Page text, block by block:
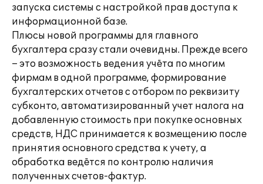
запуска системы с настройкой прав доступа к
информационной базе.
Плюсы новой программы для главного
бухгалтера сразу стали очевидны. Прежде всего
– это возможность ведения учёта по многим
фирмам в одной программе, формирование
бухгалтерских отчетов с отбором по реквизиту
субконто, автоматизированный учет налога на
добавленную стоимость при покупке основных
средств, НДС принимается к возмещению после
принятия основного средства к учету, а
обработка ведётся по контролю наличия
полученных счетов-фактур.